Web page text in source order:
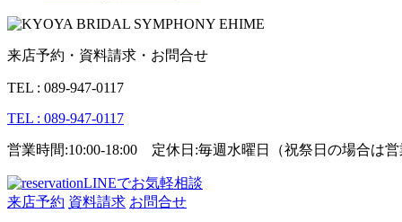
来店予約・資料請求・お問合せ
TEL : 089-947-0117
TEL : 089-947-0117
営業時間:10:00-18:00 定休日:毎週水曜日（祝祭日の場合は営
LINEでお気軽相談
来店予約 資料請求 お問合せ